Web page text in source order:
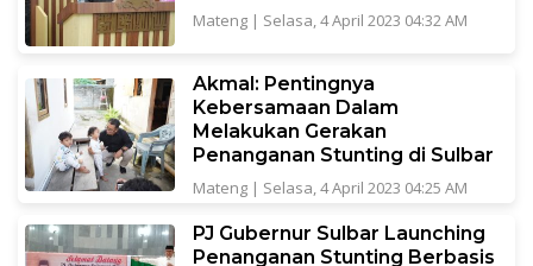
Mateng| Selasa, 4 April 2023 04:32 AM
Akmal: Pentingnya
Kebersamaan Dalam
Melakukan Gerakan
Penanganan Stunting di Sulbar
Mateng| Selasa, 4 April 2023 04:25 AM
PJ Gubernur Sulbar Launching
Penanganan Stunting Berbasis